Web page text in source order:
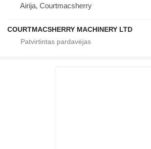
Airija, Courtmacsherry
COURTMACSHERRY MACHINERY LTD